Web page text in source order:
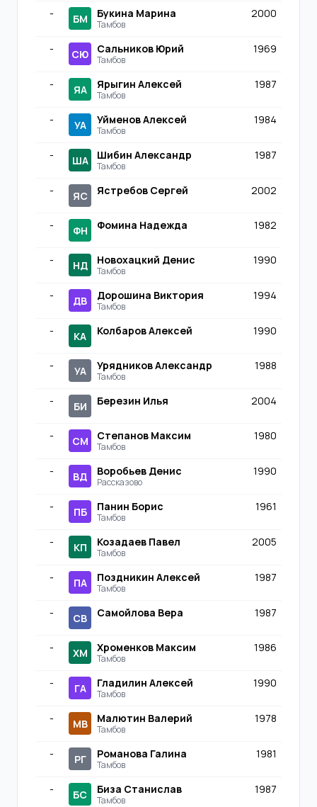
- БМ Букина Марина
Тамбов
2000
- СЮ Сальников Юрий
Тамбов
1969
- ЯА Ярыгин Алексей
Тамбов
1987
- УА Уйменов Алексей
Тамбов
1984
- ША Шибин Александр
Тамбов
1987
- ЯС Ястребов Сергей 2002
- ФН Фомина Надежда 1982
- НД Новохацкий Денис
Тамбов
1990
- ДВ Дорошина Виктория
Тамбов
1994
- КА Колбаров Алексей 1990
- УА Урядников Александр
Тамбов
1988
- БИ Березин Илья 2004
- СМ Степанов Максим
Тамбов
1980
- ВД Воробьев Денис
Рассказово
1990
- ПБ Панин Борис
Тамбов
1961
- КП Козадаев Павел
Тамбов
2005
- ПА Поздникин Алексей
Тамбов
1987
- СВ Самойлова Вера 1987
- ХМ Хроменков Максим
Тамбов
1986
- ГА Гладилин Алексей
Тамбов
1990
- МВ Малютин Валерий
Тамбов
1978
- РГ Романова Галина
Тамбов
1981
- БС Биза Станислав
Тамбов
1987